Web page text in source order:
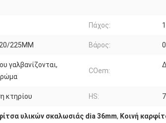
Πάχος:
225MM Βάρος:
γαλβανίζονται,
COem:
κτηρίου HS:
υλικών σκαλωσιάς dia 36mm, Κοινή